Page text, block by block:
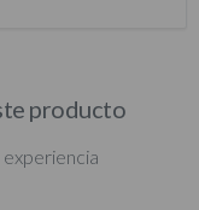
producto